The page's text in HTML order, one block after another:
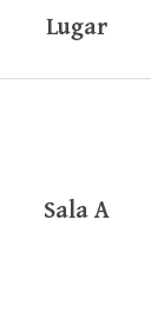
Lugar
Sala A